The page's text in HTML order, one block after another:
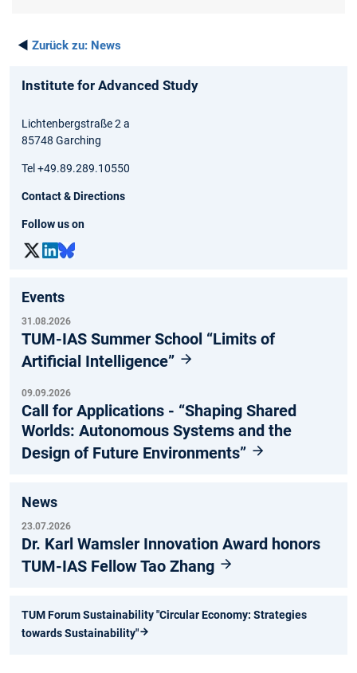
◄ Zurück zu: News
Institute for Advanced Study
Lichtenbergstraße 2 a
85748 Garching
Tel +49.89.289.10550
Contact & Directions
Follow us on
Events
31.08.2026
TUM-IAS Summer School “Limits of
Artificial Intelligence”
09.09.2026
Call for Applications - “Shaping Shared
Worlds: Autonomous Systems and the
Design of Future Environments”
News
23.07.2026
Dr. Karl Wamsler Innovation Award honors
TUM-IAS Fellow Tao Zhang
TUM Forum Sustainability "Circular Economy: Strategies
towards Sustainability"